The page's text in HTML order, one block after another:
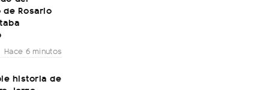
Rosario
Hace 6 minutos
historia de